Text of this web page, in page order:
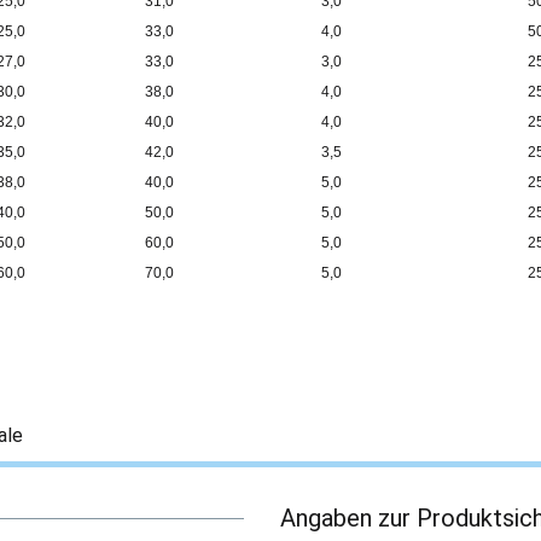
33,0 4,0
33,0 3,0
38,0 4,0
40,0 4,0
42,0 3,5
40,0 5,0
50,0 5,0
60,0 5,0
70,0 5,0
Angaben zur